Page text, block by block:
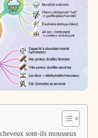
sont-ils mousseux